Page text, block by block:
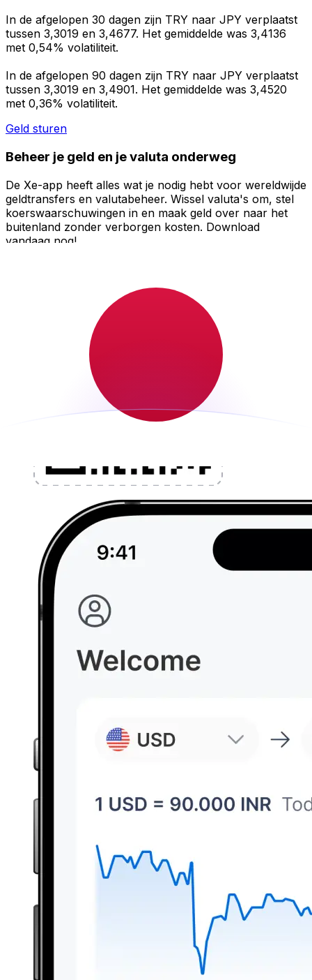
In de afgelopen 30 dagen zijn TRY naar JPY verplaatst
tussen 3,3019 en 3,4677. Het gemiddelde was 3,4136
met 0,54% volatiliteit.
In de afgelopen 90 dagen zijn TRY naar JPY verplaatst
tussen 3,3019 en 3,4901. Het gemiddelde was 3,4520
met 0,36% volatiliteit.
Geld sturen
Beheer je geld en je valuta onderweg
De Xe-app heeft alles wat je nodig hebt voor wereldwijde
geldtransfers en valutabeheer. Wissel valuta's om, stel
koerswaarschuwingen in en maak geld over naar het
buitenland zonder verborgen kosten. Download
vandaag nog!